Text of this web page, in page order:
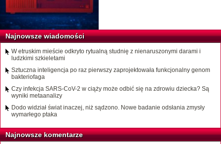
Najnowsze wiadomości
W etruskim mieście odkryto rytualną studnię z nienaruszonymi darami i
ludzkimi szkieletami
Sztuczna inteligencja po raz pierwszy zaprojektowała funkcjonalny genom
bakteriofaga
Czy infekcja SARS-CoV-2 w ciąży może odbić się na zdrowiu dziecka? Są
wyniki metaanalizy
Dodo widział świat inaczej, niż sądzono. Nowe badanie odsłania zmysły
wymarłego ptaka
Najnowsze komentarze